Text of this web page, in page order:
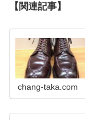
【関連記事】
chang-taka.com